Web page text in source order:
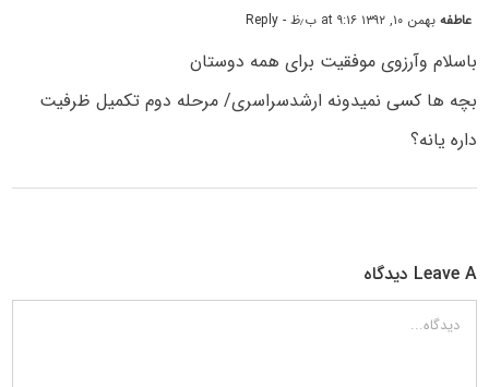
عاطفهبهمن ۱۰, ۱۳۹۲ at ۹:۱۶ ب٫ظ - Reply
باسلام وآرزوی موفقیت برای همه دوستان
بچه ها کسی نمیدونه ارشدسراسری/ مرحله دوم تکمیل ظرفیت
داره یانه؟
Leave A دیدگاه
دیدگاه